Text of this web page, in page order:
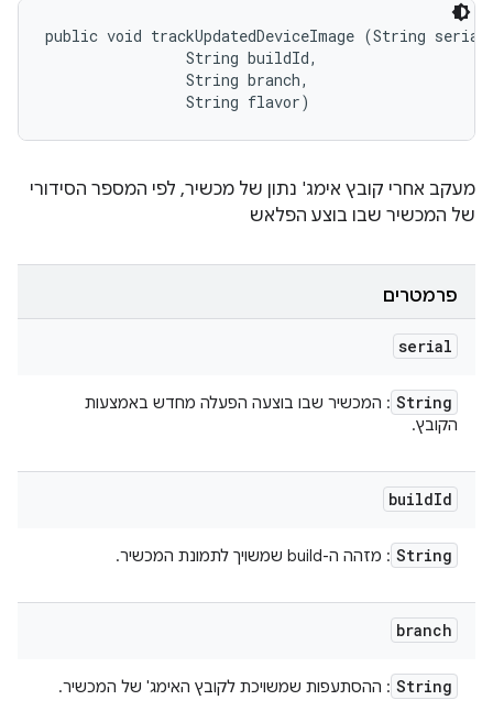
public void trackUpdatedDeviceImage (String
                String buildId,
                String branch,
                String flavor)
מעקב אחרי קובץ אימג' נתון של מכשיר, לפי המספר הסידורי
של המכשיר שבו בוצע הפלאש
פרמטרים
serial
String : המכשיר שבו בוצעה הפעלה מחדש באמצעות
הקובץ.
buildId
String : מזהה ה-build שמשויך לתמונת המכשיר.
branch
String : ההסתעפות שמשויכת לקובץ האימג' של המכשיר.